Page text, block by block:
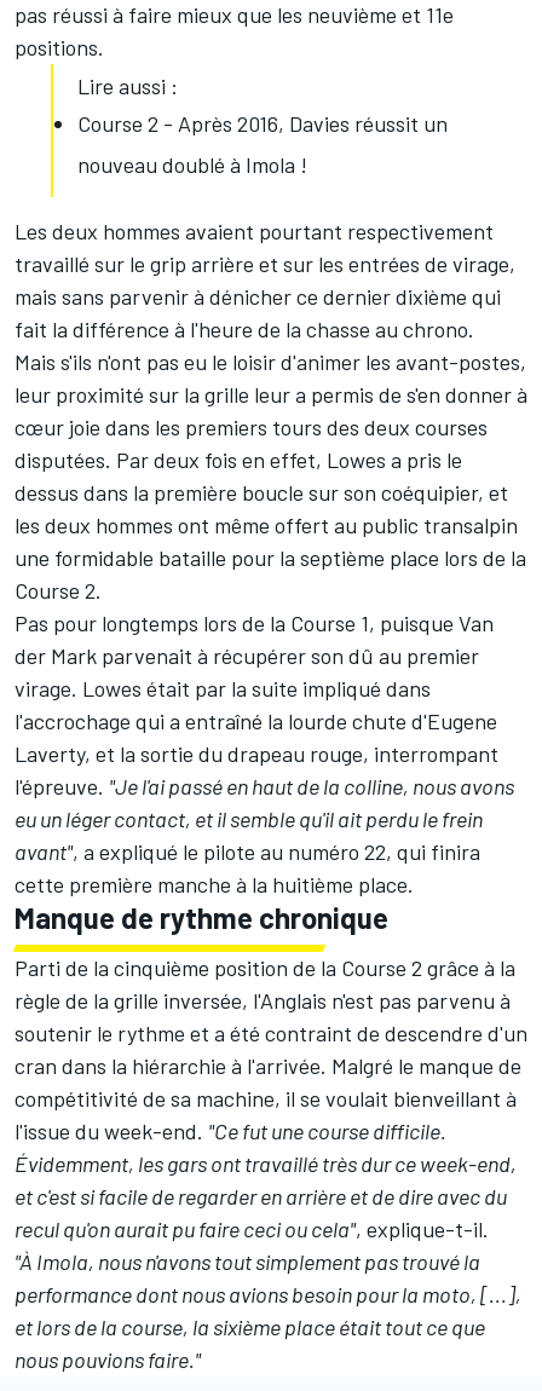
pas réussi à faire mieux que les neuvième et 11e
positions.
Lire aussi :
Course 2 - Après 2016, Davies réussit un
nouveau doublé à Imola !
Les deux hommes avaient pourtant respectivement
travaillé sur le grip arrière et sur les entrées de virage,
mais sans parvenir à dénicher ce dernier dixième qui
fait la différence à l'heure de la chasse au chrono.
Mais s'ils n'ont pas eu le loisir d'animer les avant-postes,
leur proximité sur la grille leur a permis de s'en donner à
cœur joie dans les premiers tours des deux courses
disputées. Par deux fois en effet, Lowes a pris le
dessus dans la première boucle sur son coéquipier, et
les deux hommes ont même offert au public transalpin
une formidable bataille pour la septième place lors de la
Course 2.
Pas pour longtemps lors de la Course 1, puisque Van
der Mark parvenait à récupérer son dû au premier
virage. Lowes était par la suite impliqué dans
l'accrochage qui a entraîné la lourde chute d'Eugene
Laverty, et la sortie du drapeau rouge, interrompant
l'épreuve. "Je l'ai passé en haut de la colline, nous avons
eu un léger contact, et il semble qu'il ait perdu le frein
avant", a expliqué le pilote au numéro 22, qui finira
cette première manche à la huitième place.
Manque de rythme chronique
Parti de la cinquième position de la Course 2 grâce à la
règle de la grille inversée, l'Anglais n'est pas parvenu à
soutenir le rythme et a été contraint de descendre d'un
cran dans la hiérarchie à l'arrivée. Malgré le manque de
compétitivité de sa machine, il se voulait bienveillant à
l'issue du week-end. "Ce fut une course difficile.
Évidemment, les gars ont travaillé très dur ce week-end,
et c'est si facile de regarder en arrière et de dire avec du
recul qu'on aurait pu faire ceci ou cela", explique-t-il.
"À Imola, nous n'avons tout simplement pas trouvé la
performance dont nous avions besoin pour la moto, [...],
et lors de la course, la sixième place était tout ce que
nous pouvions faire."